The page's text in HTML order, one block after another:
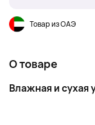
Товар из ОАЭ
О товаре
Влажная и сухая